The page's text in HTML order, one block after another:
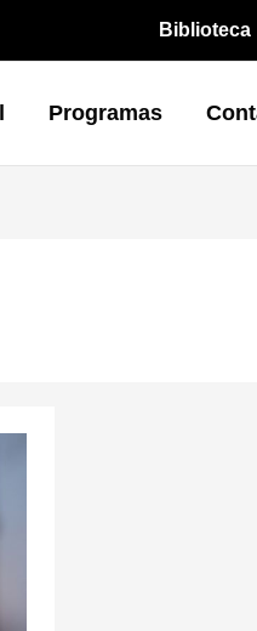
Biblioteca
Programas